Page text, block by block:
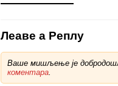
Леаве а Реплy
Ваше мишљење је
коментара